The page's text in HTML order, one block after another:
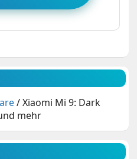
/Xiaomi Mi 9: Dark
mehr